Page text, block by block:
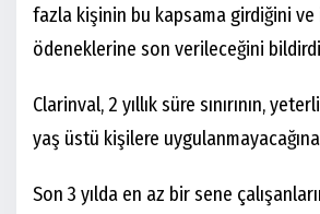
fazla kişinin bu kapsama girdiğini
ödeneklerine son verileceğini
Clarinval, 2 yıllık süre sınırının,
yaş üstü kişilere
Son 3 yılda en az bir sene